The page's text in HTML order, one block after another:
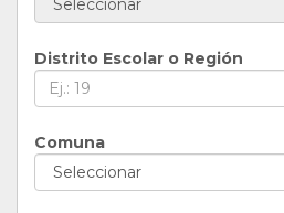
Distrito Escolar o Región
Comuna